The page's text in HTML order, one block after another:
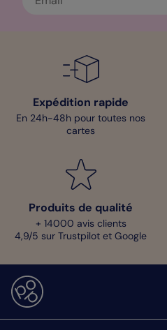
Expédition rapide
En 24h-48h pour toutes nos
cartes
Produits de qualité
+ 14000 avis clients
4,9/5 sur Trustpilot et Google